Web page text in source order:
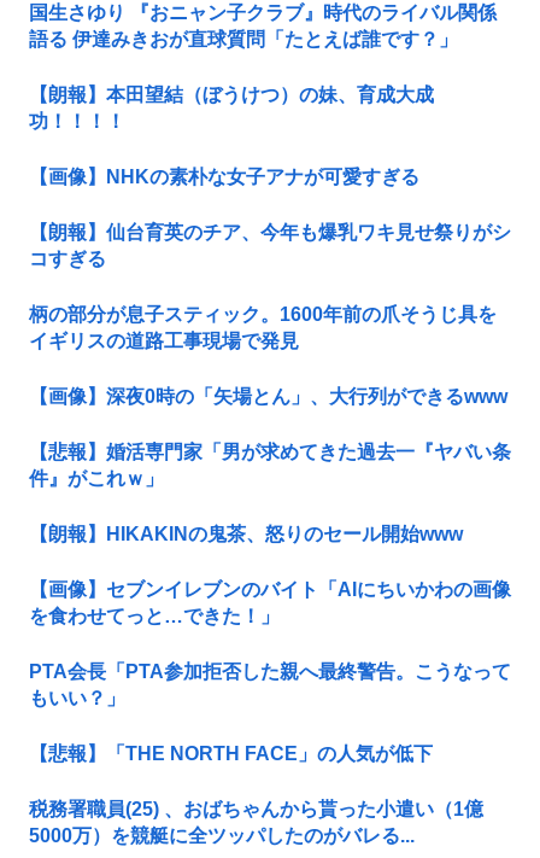
国生さゆり 『おニャン子クラブ』時代のライバル関係
語る 伊達みきおが直球質問「たとえば誰です？」
【朗報】本田望結（ぼうけつ）の妹、育成大成
功！！！！
【画像】NHKの素朴な女子アナが可愛すぎる
【朗報】仙台育英のチア、今年も爆乳ワキ見せ祭りがシ
コすぎる
柄の部分が息子スティック。1600年前の爪そうじ具を
イギリスの道路工事現場で発見
【画像】深夜0時の「矢場とん」、大行列ができるwww
【悲報】婚活専門家「男が求めてきた過去一『ヤバい条
件』がこれｗ」
【朗報】HIKAKINの鬼茶、怒りのセール開始www
【画像】セブンイレブンのバイト「AIにちいかわの画像
を食わせてっと…できた！」
PTA会長「PTA参加拒否した親へ最終警告。こうなって
もいい？」
【悲報】「THE NORTH FACE」の人気が低下
税務署職員(25) 、おばちゃんから貰った小遣い（1億
5000万）を競艇に全ツッパしたのがバレる...